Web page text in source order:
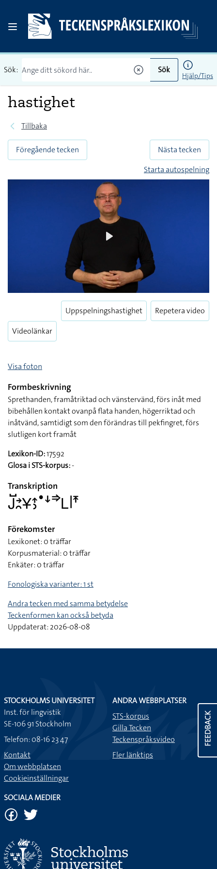
Sök: Sök
Hjälp/Tips
hastighet
Tillbaka
Föregående tecken
Nästa tecken
Starta autospelning
Videolänkar
Uppspelningshastighet Repetera video
Visa foton
Formbeskrivning
Sprethanden, framåtriktad och vänstervänd, förs inåt med
bibehållen kontakt ovanpå flata handen, högerriktad och
inåtvänd, samtidigt som den förändras till pekfingret, förs
slutligen kort framåt
Lexikon-ID:17592
Glosa i STS-korpus:-
Transkription
􌤢􌤹􌥔􌥘􌥃􌤴􌤶􌤟􌦄􌦆􌥈􌥼􌥵
Förekomster
Lexikonet: 0 träffar
Korpusmaterial: 0 träffar
Enkäter: 0 träffar
Fonologiska varianter: 1 st
Andra tecken med samma betydelse
Teckenformen kan också betyda
Uppdaterat: 2026-08-08
FEEDBACK
STOCKHOLMS UNIVERSITET
Inst. för lingvistik
SE-106 91 Stockholm
Telefon: 08-16 23 47
Kontakt
Om webbplatsen
Cookieinställningar
ANDRA WEBBPLATSER
STS-korpus
Gilla Tecken
Teckenspråksvideo
Fler länktips
SOCIALA MEDIER